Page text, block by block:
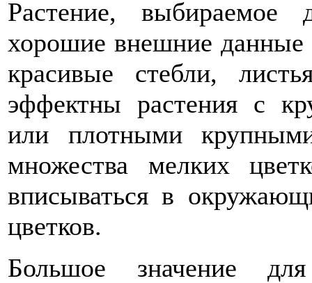
Растение, выбираемое
хорошие внешние данные
красивые стебли,
эффектны растения с
или плотными
множества мелких
вписываться в
цветков.
Большое значение